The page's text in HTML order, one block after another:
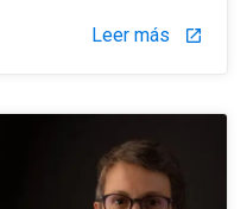
Leer más launch